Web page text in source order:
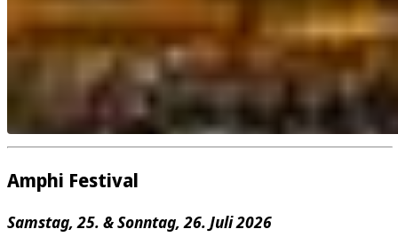
Amphi Festival
Samstag, 25. & Sonntag, 26. Juli 2026